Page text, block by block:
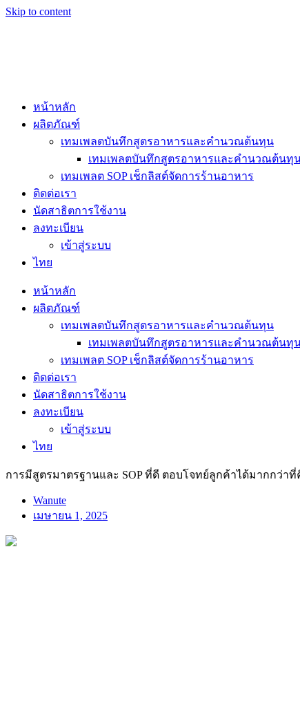
Skip to content
หน้าหลัก
ผลิตภัณฑ์
เทมเพลตบันทึกสูตรอาหารและคำนวณต้นทุน
เทมเพลตบันทึกสูตรอาหารและคำนวณต้นทุน
เทมเพลต SOP เช็กลิสต์จัดการร้านอาหาร
ติดต่อเรา
นัดสาธิตการใช้งาน
ลงทะเบียน
เข้าสู่ระบบ
ไทย
หน้าหลัก
ผลิตภัณฑ์
เทมเพลตบันทึกสูตรอาหารและคำนวณต้นทุน
เทมเพลตบันทึกสูตรอาหารและคำนวณต้นทุน
เทมเพลต SOP เช็กลิสต์จัดการร้านอาหาร
ติดต่อเรา
นัดสาธิตการใช้งาน
ลงทะเบียน
เข้าสู่ระบบ
ไทย
การมีสูตรมาตรฐานและ SOP ที่ดี ตอบโจทย์ลูกค้าได้มากกว่าที่
Wanute
เมษายน 1, 2025